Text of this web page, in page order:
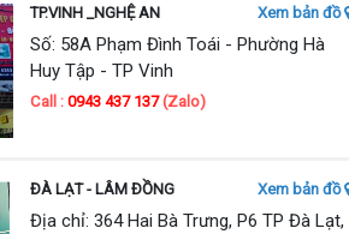
TP.VINH _NGHỆ AN Xem bản đồ
Số: 58A Phạm Đình Toái - Phường Hà
Huy Tập - TP Vinh
Call :0943 437 137(Zalo)
ĐÀ LẠT - LÂM ĐỒNG Xem bản đồ
Địa chỉ: 364 Hai Bà Trưng, P6 TP Đà Lạt,